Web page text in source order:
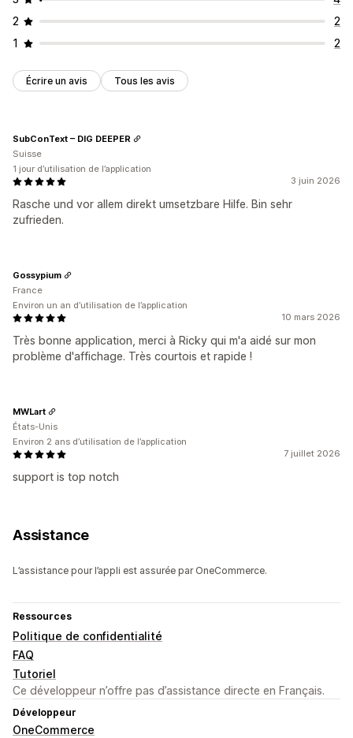
2
2
1
2
Écrire un avis Tous les avis
3 juin 2026
Rasche und vor allem direkt umsetzbare Hilfe. Bin sehr
zufrieden.
SubConText – DIG DEEPER
Suisse
1 jour d’utilisation de l’application
10 mars 2026
Très bonne application, merci à Ricky qui m'a aidé sur mon
problème d'affichage. Très courtois et rapide !
Gossypium
France
Environ un an d’utilisation de l’application
7 juillet 2026
support is top notch
MWLart
États-Unis
Environ 2 ans d’utilisation de l’application
Assistance
L’assistance pour l’appli est assurée par OneCommerce.
Ressources
Politique de confidentialité
FAQ
Tutoriel
Ce développeur n’offre pas d’assistance directe en Français.
Développeur
OneCommerce